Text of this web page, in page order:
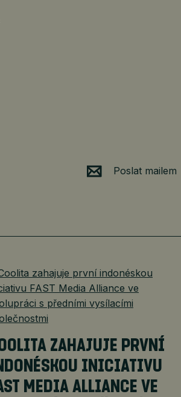
Poslat mailem
ZAHAJUJE PRVNÍ
INICIATIVU
MEDIA ALLIANCE VE